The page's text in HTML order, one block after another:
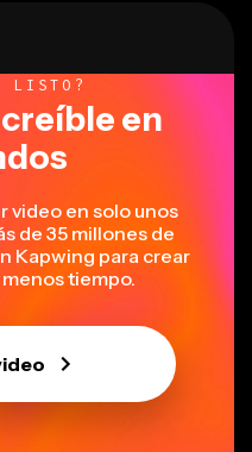
LISTO?
en
video en solo unos
de 35 millones de
Kapwing para crear
tiempo.